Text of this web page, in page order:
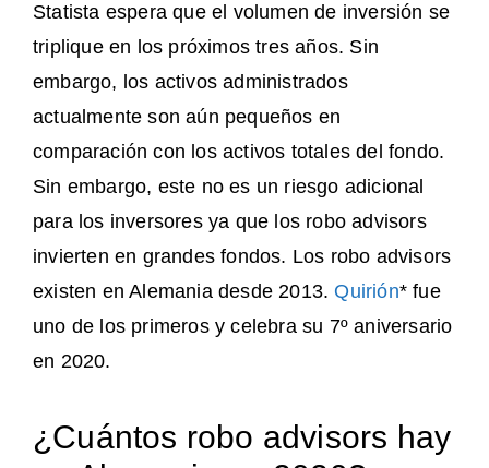
Statista espera que el volumen de inversión se
triplique en los próximos tres años. Sin
embargo, los activos administrados
actualmente son aún pequeños en
comparación con los activos totales del fondo.
Sin embargo, este no es un riesgo adicional
para los inversores ya que los robo advisors
invierten en grandes fondos. Los robo advisors
existen en Alemania desde 2013.Quirión* fue
uno de los primeros y celebra su 7º aniversario
en 2020.
¿Cuántos robo advisors hay